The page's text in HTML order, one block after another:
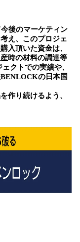
後のマーケティン
え、このプロジェ
入頂いた資金は、
時の材料の調達等
クトでの実績や、
の日本国
作り続けるよう、